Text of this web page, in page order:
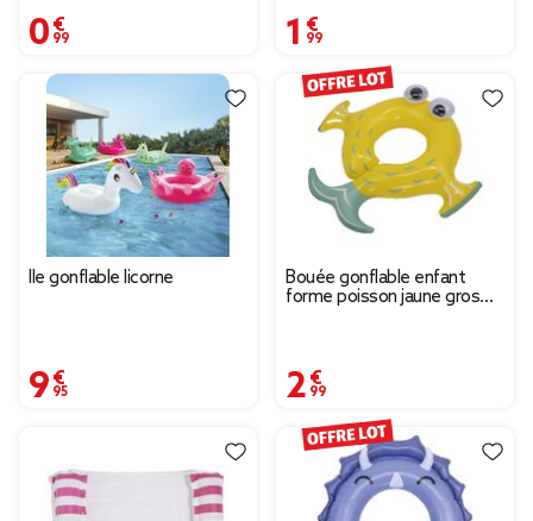
0,99 € 1,99 €
Île gonflable licorne
9,95 €
Bouée gonflable enfant
forme poisson jaune gros
2,99 €